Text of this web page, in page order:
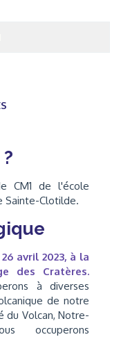
CM1 de l'école
Sainte-Clotilde.
avril 2023, à la
des Cratères.
à diverses
de notre
du Volcan, Notre-
occuperons